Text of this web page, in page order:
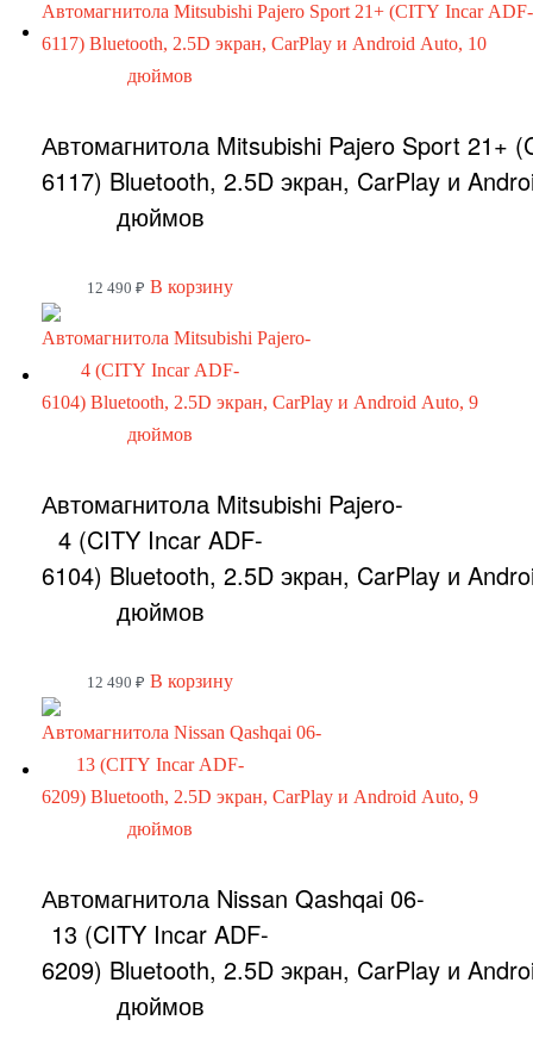
Автомагнитола Mitsubishi Pajero Sport 21+
6117) Bluetooth, 2.5D экран, CarPlay и
дюймов
12 490 ₽ В корзину
Автомагнитола Mitsubishi Pajero-
4 (CITY Incar ADF-
6104) Bluetooth, 2.5D экран, CarPlay и
дюймов
12 490 ₽ В корзину
Автомагнитола Nissan Qashqai 06-
13 (CITY Incar ADF-
6209) Bluetooth, 2.5D экран, CarPlay и
дюймов